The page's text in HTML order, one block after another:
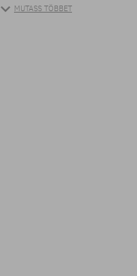
MUTASS TÖBBET